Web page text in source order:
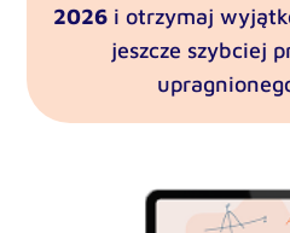
2026 i otrzymaj
jeszcze szybciej